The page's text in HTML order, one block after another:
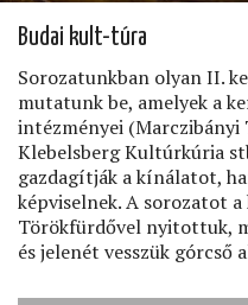
Budai kult-túra
Sorozatunkban olyan II.
mutatunk be, amelyek a
intézményei (Marczibányi
Klebelsberg Kultúrkúria
gazdagítják a kínálatot,
képviselnek. A sorozatot
Törökfürdővel nyitottuk,
és jelenét vesszük górcső